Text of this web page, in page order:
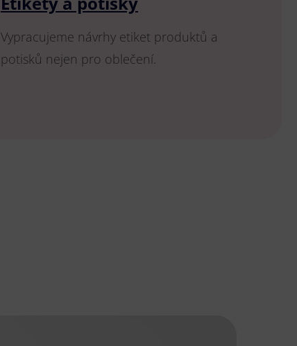
Vypracujeme návrhy etiket produktů a
potisků nejen pro oblečení.